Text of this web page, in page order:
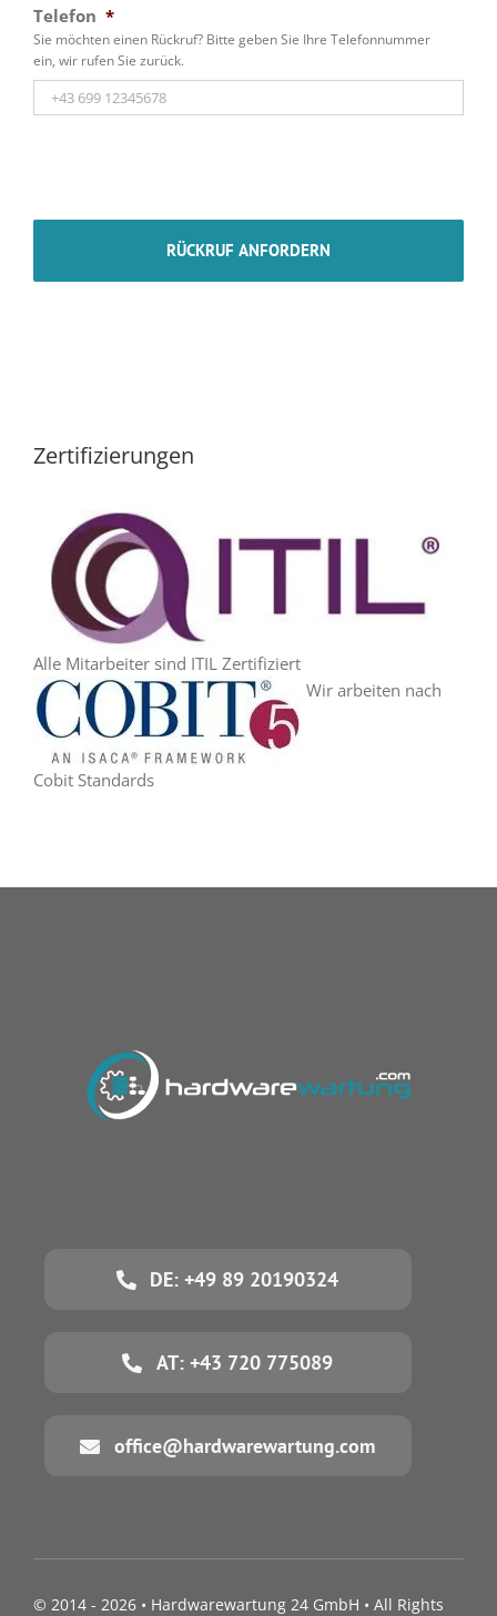
Telefon *
Sie möchten einen Rückruf? Bitte geben Sie Ihre Telefonnummer
ein, wir rufen Sie zurück.
Zertifizierungen
Alle Mitarbeiter sind ITIL Zertifiziert
Wir arbeiten nach
Cobit Standards
DE: +49 89 20190324
AT: +43 720 775089
office@hardwarewartung.com
© 2014 - 2026 • Hardwarewartung 24 GmbH • All Rights